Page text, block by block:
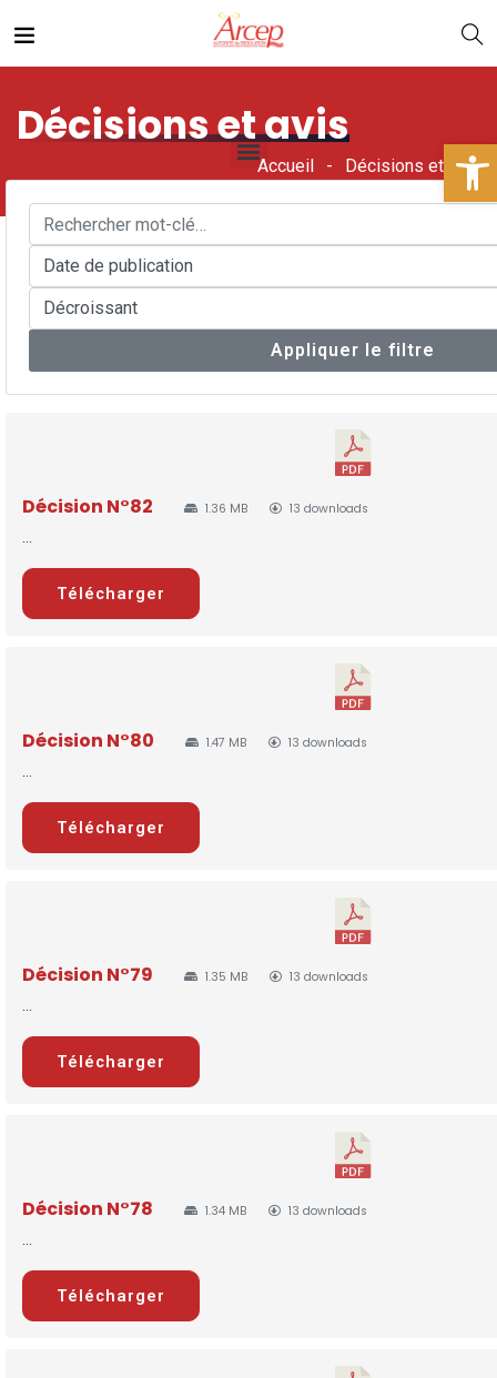
Décisions et avis
Accueil Décisions et avis
Appliquer le filtre
Décision N°82 1.36 MB 13 downloads
...
Télécharger
Décision N°80 1.47 MB 13 downloads
...
Télécharger
Décision N°79 1.35 MB 13 downloads
...
Télécharger
Décision N°78 1.34 MB 13 downloads
...
Télécharger